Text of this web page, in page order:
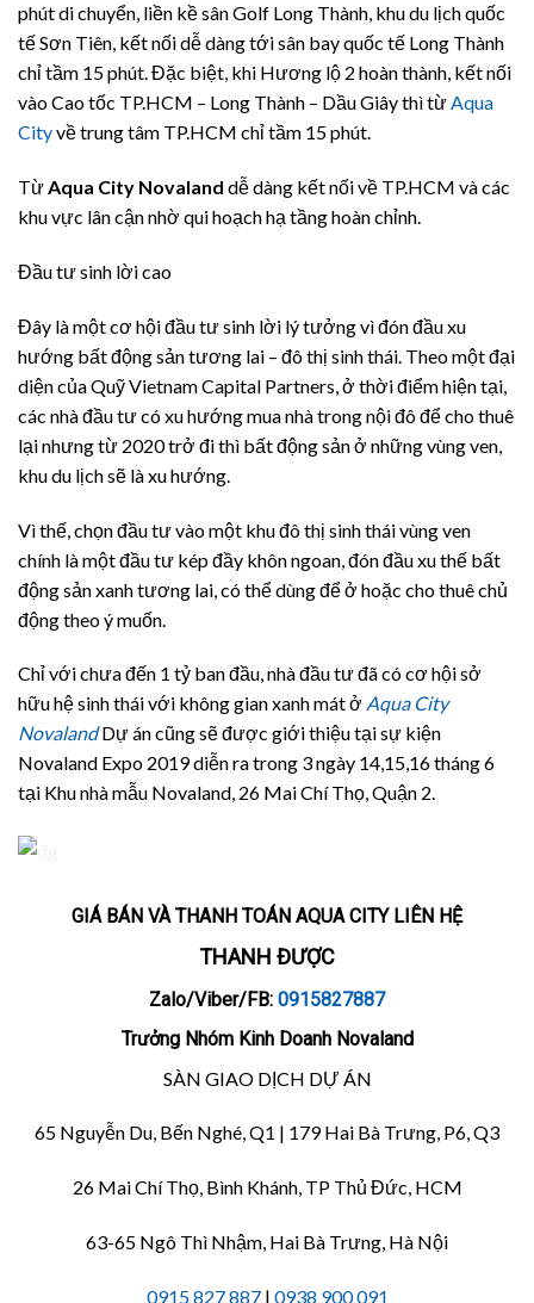
phút di chuyển, liền kề sân Golf Long Thành, khu du lịch quốc
tế Sơn Tiên, kết nối dễ dàng tới sân bay quốc tế Long Thành
chỉ tầm 15 phút. Đặc biệt, khi Hương lộ 2 hoàn thành, kết nối
vào Cao tốc TP.HCM – Long Thành – Dầu Giây thì từAqua
Cityvề trung tâm TP.HCM chỉ tầm 15 phút.
TừAqua City Novaland dễ dàng kết nối về TP.HCM và các
khu vực lân cận nhờ qui hoạch hạ tầng hoàn chỉnh.
Đầu tư sinh lời cao
Đây là một cơ hội đầu tư sinh lời lý tưởng vì đón đầu xu
hướng bất động sản tương lai – đô thị sinh thái. Theo một đại
diện của Quỹ Vietnam Capital Partners, ở thời điểm hiện tại,
các nhà đầu tư có xu hướng mua nhà trong nội đô để cho thuê
lại nhưng từ 2020 trở đi thì bất động sản ở những vùng ven,
khu du lịch sẽ là xu hướng.
Vì thế, chọn đầu tư vào một khu đô thị sinh thái vùng ven
chính là một đầu tư kép đầy khôn ngoan, đón đầu xu thế bất
động sản xanh tương lai, có thể dùng để ở hoặc cho thuê chủ
động theo ý muốn.
Chỉ với chưa đến 1 tỷ ban đầu, nhà đầu tư đã có cơ hội sở
hữu hệ sinh thái với không gian xanh mát ở Aqua City
NovalandDự án cũng sẽ được giới thiệu tại sự kiện
Novaland Expo 2019 diễn ra trong 3 ngày 14,15,16 tháng 6
tại Khu nhà mẫu Novaland, 26 Mai Chí Thọ, Quận 2.
GIÁ BÁN VÀ THANH TOÁN AQUA CITY LIÊN HỆ
THANH ĐƯỢC
Zalo/Viber/FB: 0915827887
Trưởng Nhóm Kinh Doanh Novaland
SÀN GIAO DỊCH DỰ ÁN
65 Nguyễn Du, Bến Nghé, Q1 | 179 Hai Bà Trưng, P6, Q3
26 Mai Chí Thọ, Bình Khánh, TP Thủ Đức, HCM
63-65 Ngô Thì Nhậm, Hai Bà Trưng, Hà Nội
0915 827 887| 0938 900 091